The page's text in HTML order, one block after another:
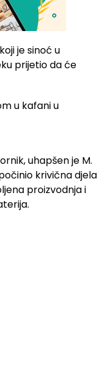
je sinoć u
prijetio da će
uhapšen je M.
krivična djela
proizvodnja i